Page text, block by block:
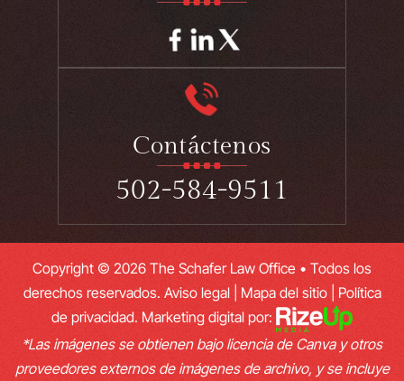
Contáctenos
502-584-9511
Copyright © 2026 The Schafer Law Office • Todos los
derechos reservados. Aviso legal| Mapa del sitio| Política
de privacidad. Marketing digital por:
*Las imágenes se obtienen bajo licencia de Canva y otros
proveedores externos de imágenes de archivo, y se incluye